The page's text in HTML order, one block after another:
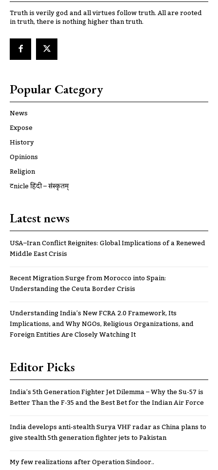
Truth is verily god and all virtues follow truth. All are rooted
in truth, there is nothing higher than truth.
Popular Category
News
Expose
History
Opinions
Religion
ट्रूnicle हिंदी – संस्कृतम्
Latest news
USA–Iran Conflict Reignites: Global Implications of a Renewed
Middle East Crisis
Recent Migration Surge from Morocco into Spain:
Understanding the Ceuta Border Crisis
Understanding India’s New FCRA 2.0 Framework, Its
Implications, and Why NGOs, Religious Organizations, and
Foreign Entities Are Closely Watching It
Editor Picks
India’s 5th Generation Fighter Jet Dilemma – Why the Su-57 is
Better Than the F-35 and the Best Bet for the Indian Air Force
India develops anti-stealth Surya VHF radar as China plans to
give stealth 5th generation fighter jets to Pakistan
My few realizations after Operation Sindoor..